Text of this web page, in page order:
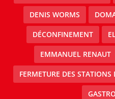
DENIS WORMS
DÉCONFINEMENT
EMMANUEL RENAUT
FERMETURE DES STATIONS